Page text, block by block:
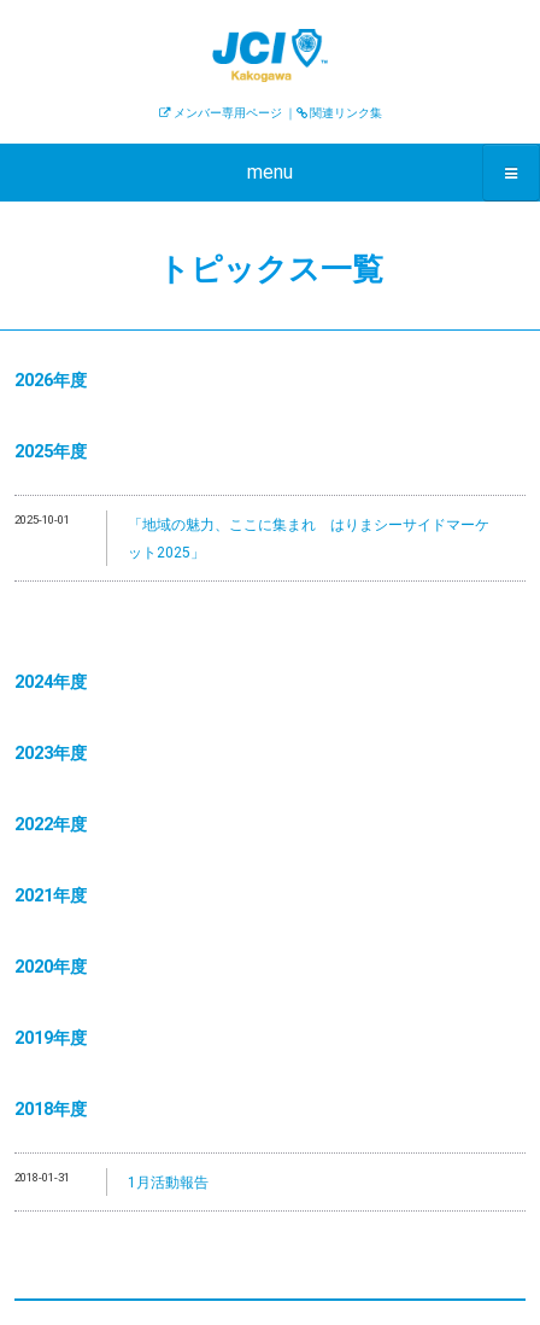
メンバー専用ページ ｜ 関連リンク集
menu
トピックス一覧
2026年度
2025年度
2025-10-01
「地域の魅力、ここに集まれ はりまシーサイドマーケ
ット2025」
2024年度
2023年度
2022年度
2021年度
2020年度
2019年度
2018年度
2018-01-31 1月活動報告